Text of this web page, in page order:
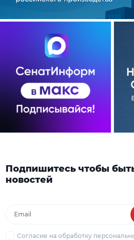
Подпишитесь чтобы
новостей
Согласие на обработку